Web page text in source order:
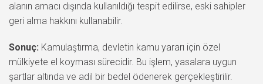
alanın amacı dışında kullanıldığı tespit edilirse, eski sahipler
geri alma hakkını kullanabilir.
Sonuç: Kamulaştırma, devletin kamu yararı için özel
mülkiyete el koyması sürecidir. Bu işlem, yasalara uygun
şartlar altında ve adil bir bedel ödenerek gerçekleştirilir.